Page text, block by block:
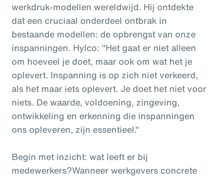
werkdruk-modellen wereldwijd. Hij ontdekte
dat een cruciaal onderdeel ontbrak in
bestaande modellen: de opbrengst van onze
inspanningen. Hylco: "Het gaat er niet alleen
om hoeveel je doet, maar ook om wat het je
oplevert. Inspanning is op zich niet verkeerd,
als het maar iets oplevert. Je doet het niet voor
niets. De waarde, voldoening, zingeving,
ontwikkeling en erkenning die inspanningen
ons opleveren, zijn essentieel."
Begin met inzicht: wat leeft er bij
medewerkers?Wanneer werkgevers concrete